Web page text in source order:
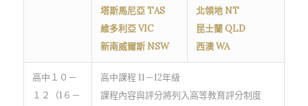
塔斯馬尼亞 TAS
維多利亞 VIC
新南威爾斯 NSW
北領地 NT
昆士蘭 QLD
西澳 WA
高中１０－
１２（1６－
高中課程 11－12年級
課程內容與評分將列入高等教育評分制度